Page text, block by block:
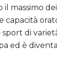
massimo
capacità
di
ed è